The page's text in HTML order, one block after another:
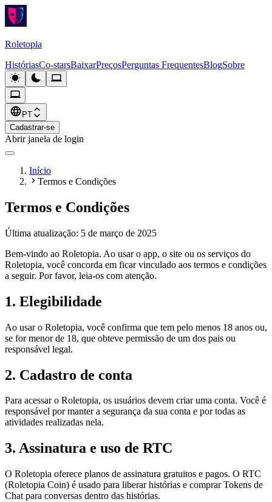
Roletopia
HistóriasCo-starsBaixarPreçosPerguntas FrequentesBlogSobre
PT
Cadastrar-se
Abrir janela de login
Início
Termos e Condições
Termos e Condições
Última atualização: 5 de março de 2025
Bem-vindo ao Roletopia. Ao usar o app, o site ou os serviços do
Roletopia, você concorda em ficar vinculado aos termos e condições
a seguir. Por favor, leia-os com atenção.
1. Elegibilidade
Ao usar o Roletopia, você confirma que tem pelo menos 18 anos ou,
se for menor de 18, que obteve permissão de um dos pais ou
responsável legal.
2. Cadastro de conta
Para acessar o Roletopia, os usuários devem criar uma conta. Você é
responsável por manter a segurança da sua conta e por todas as
atividades realizadas nela.
3. Assinatura e uso de RTC
O Roletopia oferece planos de assinatura gratuitos e pagos. O RTC
(Roletopia Coin) é usado para liberar histórias e comprar Tokens de
Chat para conversas dentro das histórias.